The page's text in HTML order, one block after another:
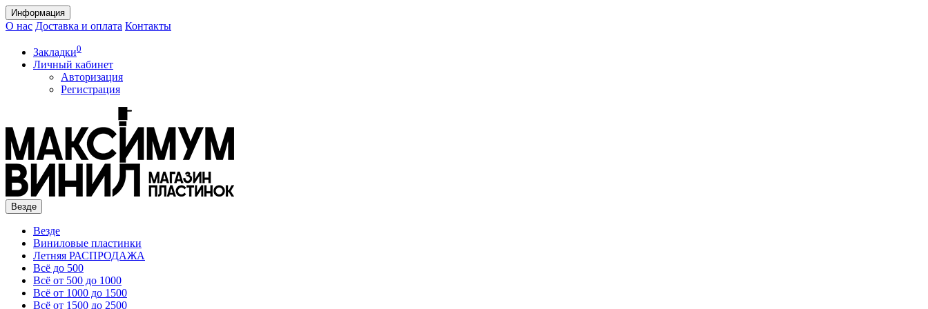
Информация
О нас Доставка и оплата Контакты
Закладки0
Личный кабинет
Авторизация
Регистрация
Везде
Везде
Виниловые пластинки
Летняя РАСПРОДАЖА
Всё до 500
Всё от 500 до 1000
Всё от 1000 до 1500
Всё от 1500 до 2500